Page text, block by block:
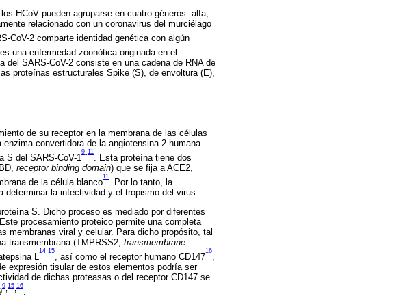
HCoV pueden agruparse en cuatro géneros: alfa,
relacionado con un coronavirus del murciélago
CoV-2 comparte identidad genética con algún
una enfermedad zoonótica originada en el
SARS-CoV-2 consiste en una cadena de RNA de
proteínas estructurales Spike (S), de envoltura (E),
de su receptor en la membrana de las células
convertidora de la angiotensina 2 humana
S del SARS-CoV-1
9-11
. Esta proteína tiene dos
receptor binding domain) que se fija a ACE2,
de la célula blanco
11
. Por lo tanto, la
determinar la infectividad y el tropismo del virus.
S. Dicho proceso es mediado por diferentes
procesamiento proteico permite una completa
membranas viral y celular. Para dicho propósito, tal
transmembrana (TMPRSS2, transmembrane
L
14 15
, así como el receptor humano CD147
16
,
expresión tisular de estos elementos podría ser
de dichas proteasas o del receptor CD147 se
9 15 16
.